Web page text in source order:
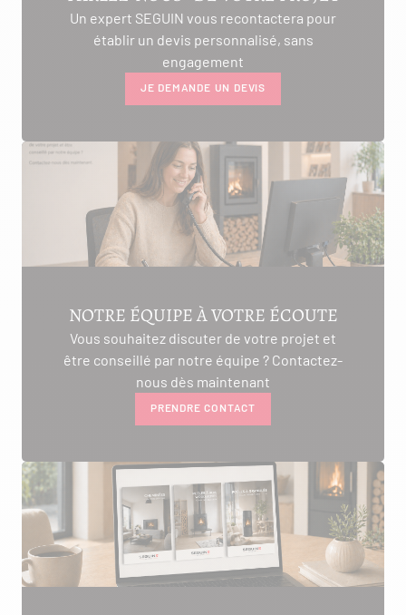
Un expert SEGUIN vous recontactera pour
établir un devis personnalisé, sans
engagement
JE DEMANDE UN DEVIS
NOTRE ÉQUIPE À VOTRE ÉCOUTE
Vous souhaitez discuter de votre projet et
être conseillé par notre équipe ? Contactez-
nous dès maintenant
PRENDRE CONTACT